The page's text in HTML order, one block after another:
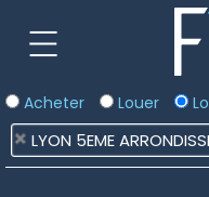
Acheter Louer
LYON 5EME